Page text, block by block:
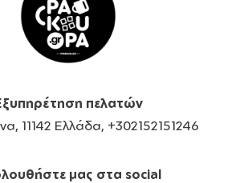
πελατών
11142 Ελλάδα, +302152151246
μας στα social